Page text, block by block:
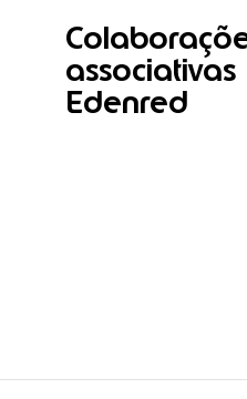
associativas
Edenred